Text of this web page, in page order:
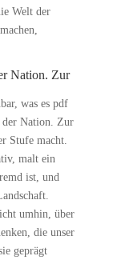
Welt der
Nation. Zur
was es pdf
Nation. Zur
Stufe macht.
malt ein
ist, und
umhin, über
die unser
geprägt